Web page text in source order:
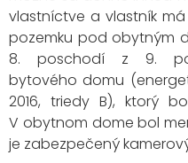
vlastníctve a vlastník
pozemku pod obytným
8. poschodí z 9.
bytového domu
2016, triedy B), ktorý
V obytnom dome bol
je zabezpečený